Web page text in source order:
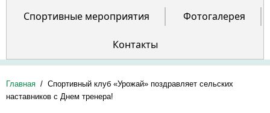
Спортивные мероприятия Фотогалерея
Контакты
Главная / Спортивный клуб «Урожай» поздравляет сельских
наставников с Днем тренера!